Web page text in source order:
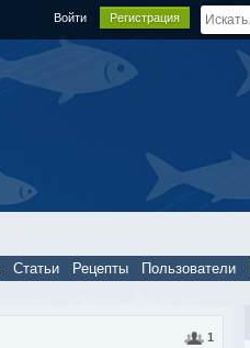
Войти Регистрация
Статьи Рецепты Пользователи
1